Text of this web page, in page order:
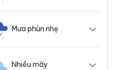
Mưa phùn nhẹ
Nhiều mây